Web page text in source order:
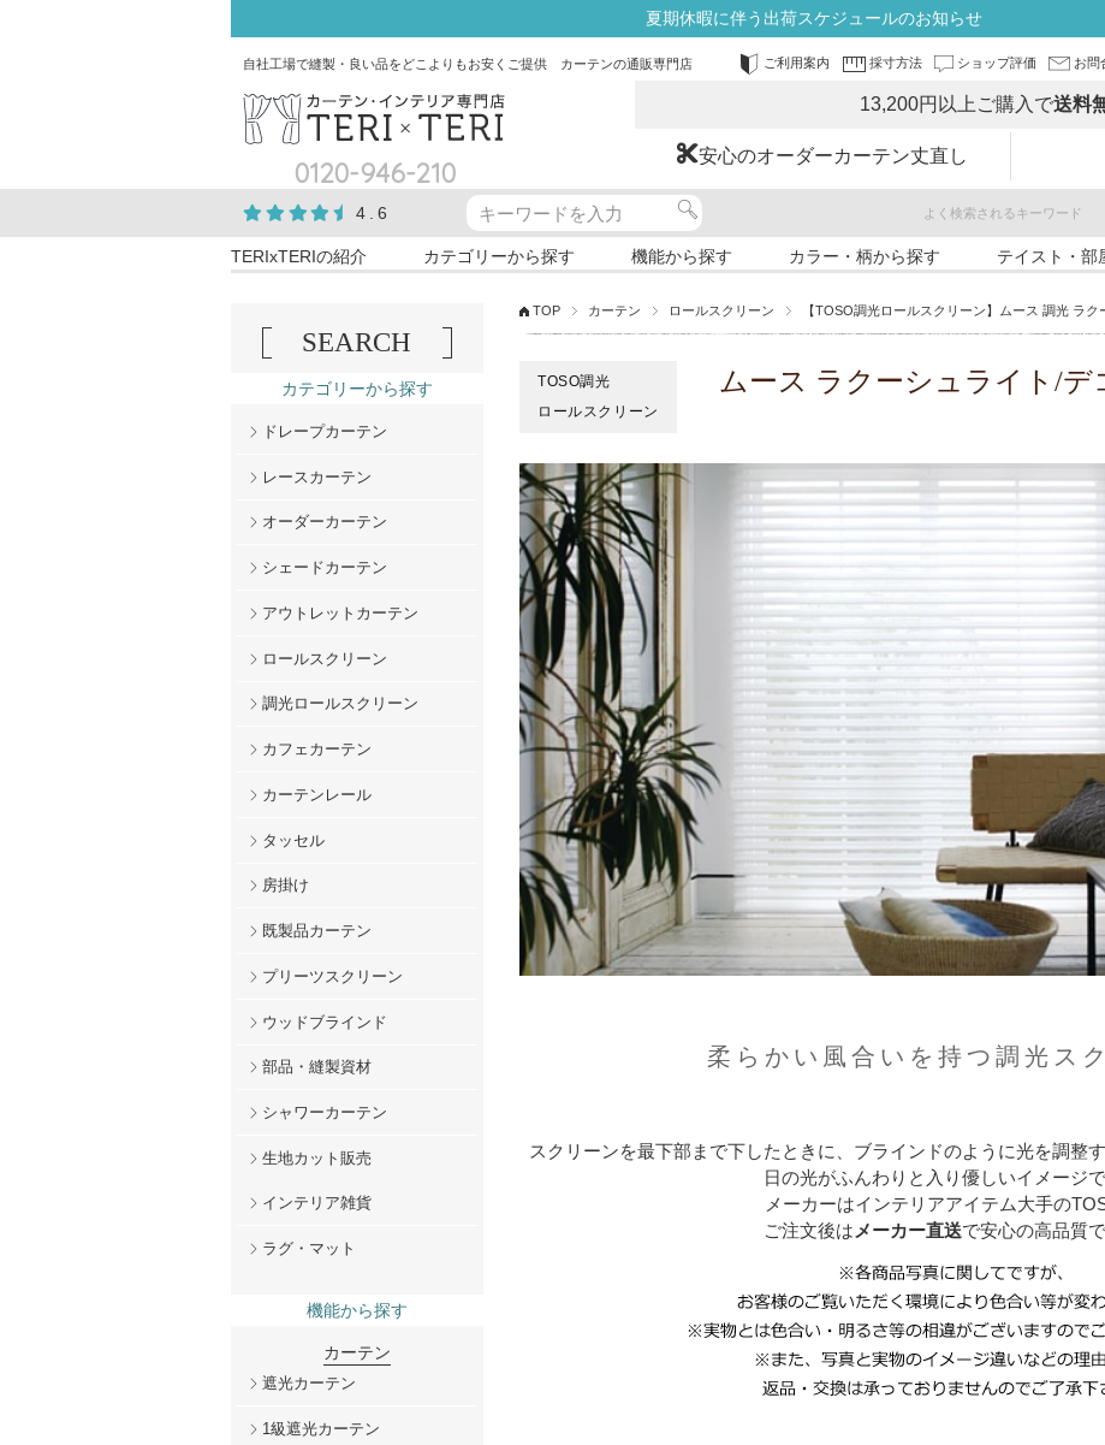
夏期休暇に伴う出荷スケジュールのお知らせ
自社工場で縫製・良い品をどこよりもお安くご提供 カーテンの通販専門店 ご利用案内 採寸方法 ショップ評価 お問
0120-946-210
13,200円以上ご購入で送料
安心のオーダーカーテン丈直し
4.6 よく検索されるキーワード
TERIxTERIの紹介 カテゴリーから探す 機能から探す カラー・柄から探す テイスト・部
TOP カーテン ロールスクリーン 【TOSO調光ロールスクリーン】ムース 調光 ラク
柔らかい風合いを持つ調光ス
TOSO調光
ロールスクリーン
ムース ラクーシュライト/デ
スクリーンを最下部まで下したときに、ブラインドのように光を調整
日の光がふんわりと入り優しいイメージで
メーカーはインテリアアイテム大手の
ご注文後は メーカー直送で安心の高品質で
SEARCH
カテゴリーから探す
ドレープカーテン
レースカーテン
オーダーカーテン
シェードカーテン
アウトレットカーテン
ロールスクリーン
調光ロールスクリーン
カフェカーテン
カーテンレール
タッセル
房掛け
既製品カーテン
プリーツスクリーン
ウッドブラインド
部品・縫製資材
シャワーカーテン
生地カット販売
インテリア雑貨
ラグ・マット
機能から探す
カーテン
遮光カーテン
1級遮光カーテン